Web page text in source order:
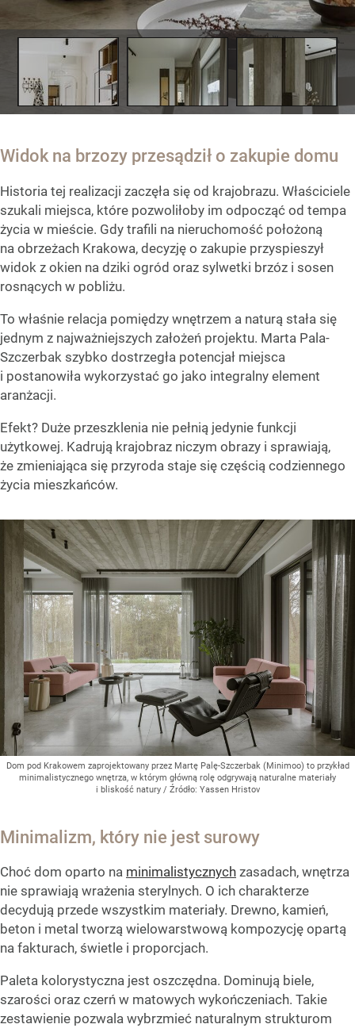
Widok na brzozy przesądził o zakupie domu
Historia tej realizacji zaczęła się od krajobrazu. Właściciele
szukali miejsca, które pozwoliłoby im odpocząć od tempa
życia w mieście. Gdy trafili na nieruchomość położoną
na obrzeżach Krakowa, decyzję o zakupie przyspieszył
widok z okien na dziki ogród oraz sylwetki brzóz i sosen
rosnących w pobliżu.
To właśnie relacja pomiędzy wnętrzem a naturą stała się
jednym z najważniejszych założeń projektu. Marta Pala-
Szczerbak szybko dostrzegła potencjał miejsca
i postanowiła wykorzystać go jako integralny element
aranżacji.
Efekt? Duże przeszklenia nie pełnią jedynie funkcji
użytkowej. Kadrują krajobraz niczym obrazy i sprawiają,
że zmieniająca się przyroda staje się częścią codziennego
życia mieszkańców.
Dom pod Krakowem zaprojektowany przez Martę Palę-Szczerbak (Minimoo) to przykład
minimalistycznego wnętrza, w którym główną rolę odgrywają naturalne materiały
i bliskość natury / Źródło: Yassen Hristov
Minimalizm, który nie jest surowy
Choć dom oparto na minimalistycznych zasadach, wnętrza
nie sprawiają wrażenia sterylnych. O ich charakterze
decydują przede wszystkim materiały. Drewno, kamień,
beton i metal tworzą wielowarstwową kompozycję opartą
na fakturach, świetle i proporcjach.
Paleta kolorystyczna jest oszczędna. Dominują biele,
szarości oraz czerń w matowych wykończeniach. Takie
zestawienie pozwala wybrzmieć naturalnym strukturom